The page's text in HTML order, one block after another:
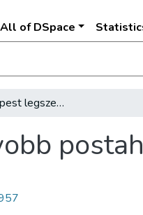
All of DSpace
Megnyílt Budapest legszebb és legnagyobb postahivatala